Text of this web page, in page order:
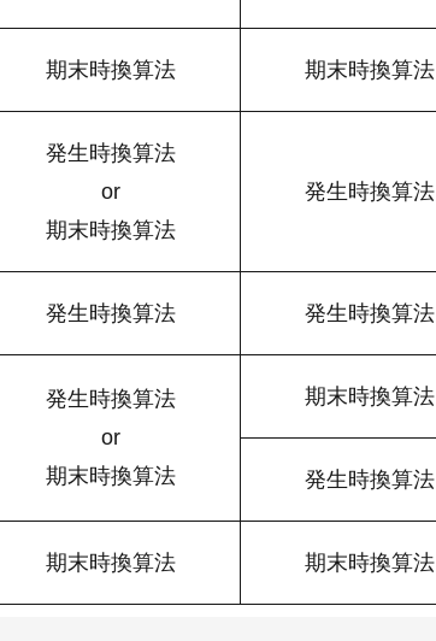
期末時換算法 期末時換算法
発生時換算法
or
期末時換算法
発生時換算法
発生時換算法 発生時換算法
発生時換算法
or
期末時換算法
期末時換算法
発生時換算法
期末時換算法 期末時換算法